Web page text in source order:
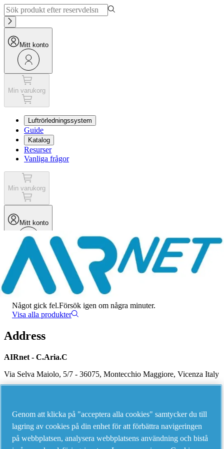
Mitt konto
Min varukorg
Luftrörledningssystem
Guide
Katalog
Resurser
Vanliga frågor
Min varukorg
Mitt konto
Meny
Det har uppstått ett fel
Något gick fel.Försök igen om några minuter.
Visa alla produkter
Address
AIRnet - C.Aria.C
Via Selva Maiolo, 5/7 - 36075, Montecchio Maggiore, Vicenza Italy
Piping Systems - click to see details
Genom att klicka på "acceptera alla cookies" samtycker du till
lagring av cookies på din enhet för att förbättra navigeringen
på webbplatsen, analysera webbplatsens användning och bistå